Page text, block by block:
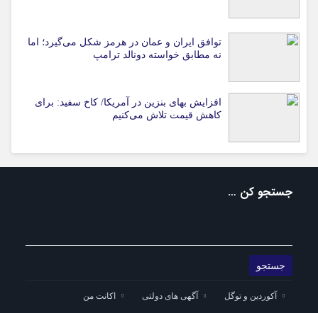
توافق ایران و عمان در هرمز شکل می‌گیرد؛ اما
نه مطابق خواسته دونالد ترامپ
افزایش بهای بنزین در آمریکا/ کاخ سفید: برای
کاهش قیمت تلاش می‌کنیم
جستجو کن …
آکوردین و توگل آگهی های دولتی اکانت من